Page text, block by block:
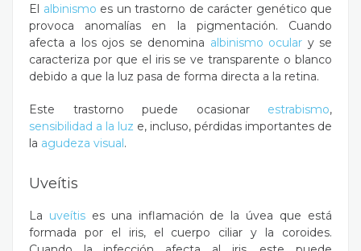
El albinismo es un trastorno de carácter genético que
provoca anomalías en la pigmentación. Cuando
afecta a los ojos se denomina albinismo ocular y se
caracteriza por que el iris se ve transparente o blanco
debido a que la luz pasa de forma directa a la retina.
Este trastorno puede ocasionar estrabismo,
sensibilidad a la luz e, incluso, pérdidas importantes de
la agudeza visual.
Uveítis
La uveítises una inflamación de la úvea que está
formada por el iris, el cuerpo ciliar y la coroides.